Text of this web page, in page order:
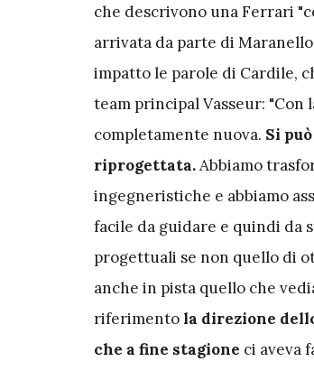
che descrivono una Ferrari
arrivata da parte di
impatto le parole di Cardile,
team principal Vasseur: "Con
completamente nuova. Si
riprogettata.Abbiamo
ingegneristiche e abbiamo
facile da guidare e quindi da
progettuali se non quello di
anche in pista quello che
riferimentola direzione
che a fine stagione ci aveva